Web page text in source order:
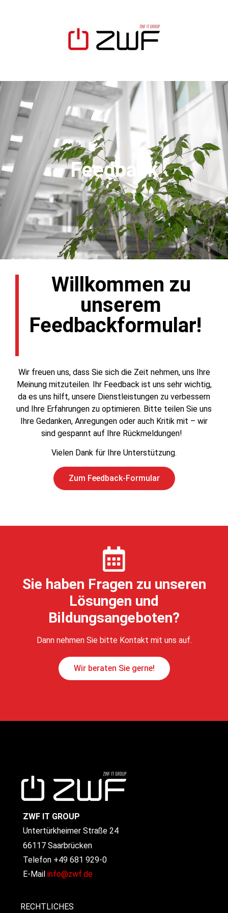
Feedback
Willkommen zu
unserem
Feedbackformular!
Wir freuen uns, dass Sie sich die Zeit nehmen, uns Ihre
Meinung mitzuteilen. Ihr Feedback ist uns sehr wichtig,
da es uns hilft, unsere Dienstleistungen zu verbessern
und Ihre Erfahrungen zu optimieren. Bitte teilen Sie uns
Ihre Gedanken, Anregungen oder auch Kritik mit – wir
sind gespannt auf Ihre Rückmeldungen!
Vielen Dank für Ihre Unterstützung.
Zum Feedback-Formular
Sie haben Fragen zu unseren
Lösungen und
Bildungsangeboten?
Dann nehmen Sie bitte Kontakt mit uns auf.
Wir beraten Sie gerne!
ZWF IT GROUP
Untertürkheimer Straße 24
66117 Saarbrücken
Telefon +49 681 929-0
E-Mail info@zwf.de
RECHTLICHES